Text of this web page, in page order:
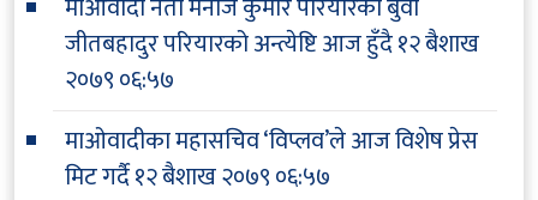
माओवादी नेता मनोज कुमार परियारका बुवा
जीतबहादुर परियारको अन्त्येष्टि आज हुँदै१२ बैशाख
२०७९ ०६:५७
माओवादीका महासचिव ‘विप्लव’ले आज विशेष प्रेस
मिट गर्दै१२ बैशाख २०७९ ०६:५७